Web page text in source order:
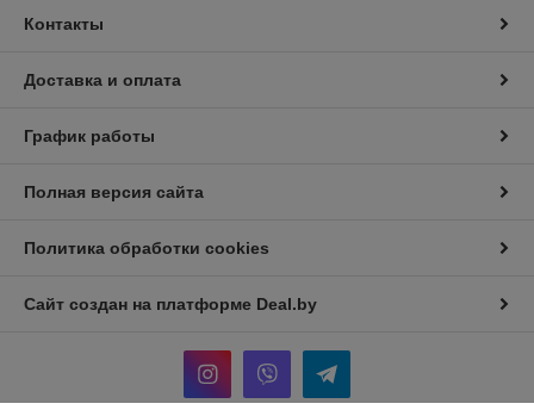
Контакты
Доставка и оплата
График работы
Полная версия сайта
Политика обработки cookies
Сайт создан на платформе Deal.by